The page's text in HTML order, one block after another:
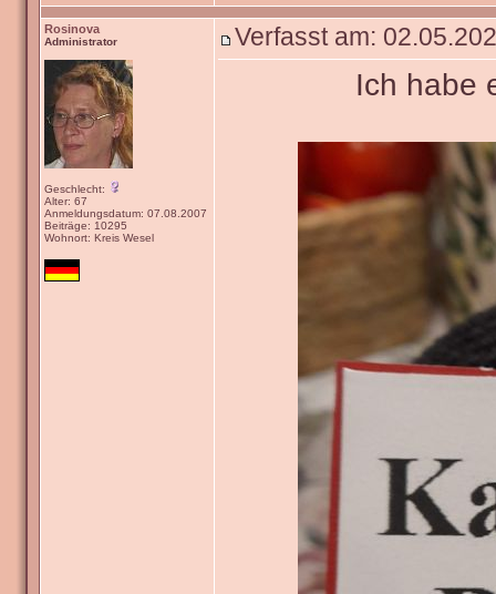
Rosinova
Administrator
Geschlecht:
Alter: 67
Anmeldungsdatum: 07.08.2007
Beiträge: 10295
Wohnort: Kreis Wesel
Verfasst am:
Ich habe